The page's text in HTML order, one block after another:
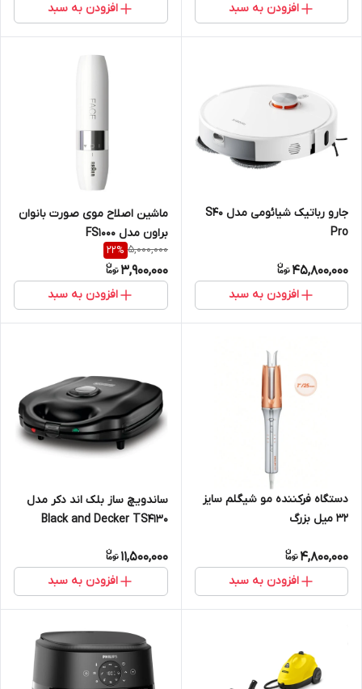
افزودن به سبد افزودن به سبد
جارو رباتیک شیائومی مدل S40
Pro
45,800,000
افزودن به سبد
ماشین اصلاح موی صورت بانوان
براون مدل FS1000
5,000,000
22%
3,900,000
افزودن به سبد
دستگاه فرکننده مو شیگلم سایز
۳۲ میل بزرگ
4,800,000
افزودن به سبد
ساندویچ ساز بلک اند دکر مدل
Black and Decker TS4130
11,500,000
افزودن به سبد